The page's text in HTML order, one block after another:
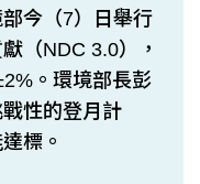
今（7）日舉行
（NDC 3.0），
。環境部長彭
性的登月計
標。